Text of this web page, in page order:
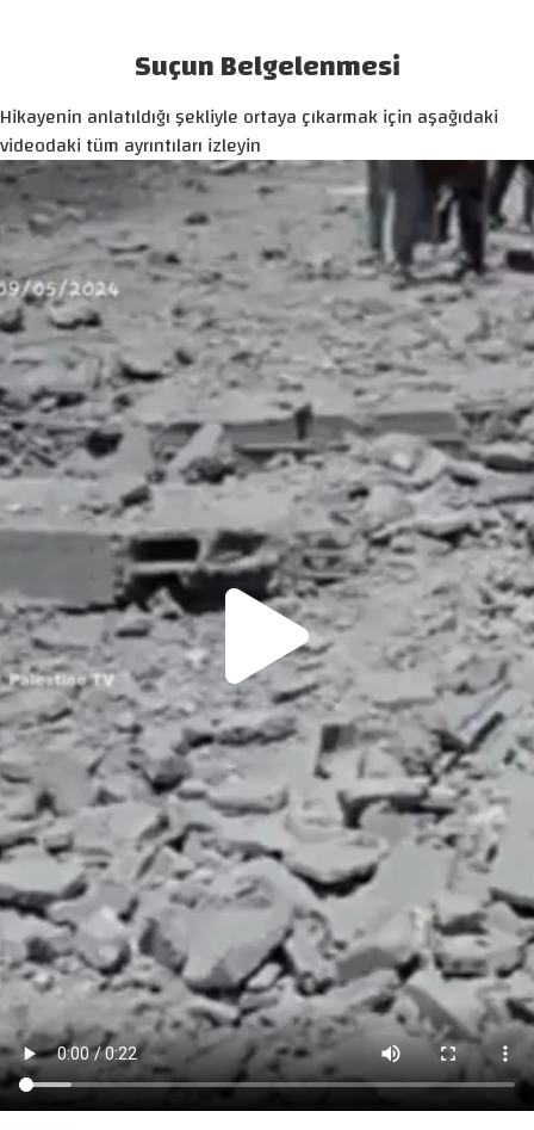
Suçun Belgelenmesi
Hikayenin anlatıldığı şekliyle ortaya çıkarmak için aşağıdaki
videodaki tüm ayrıntıları izleyin